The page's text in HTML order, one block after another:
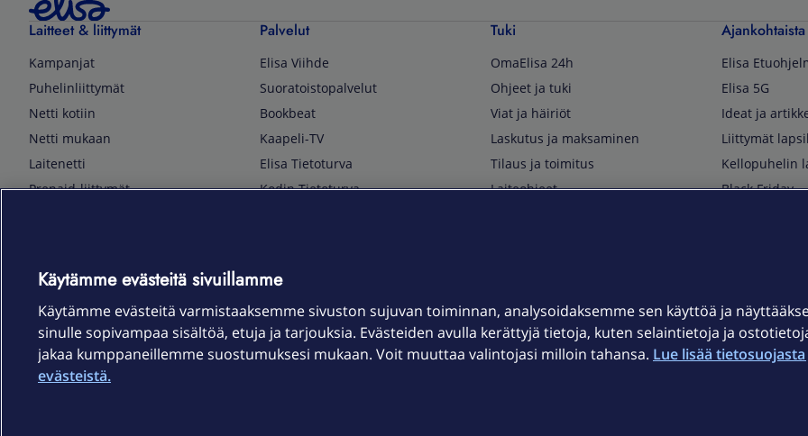
Laitteet & liittymät
Kampanjat
Puhelinliittymät
Netti kotiin
Netti mukaan
Laitenetti
Prepaid-liittymät
TV & audio
Kodinkoneet
Kamerat ja dronet
Kellot ja rannekkeet
Palvelut
Elisa Viihde
Suoratoistopalvelut
Bookbeat
Kaapeli-TV
Elisa Tietoturva
Kodin Tietoturva
Elisa Kotiverkko
Elisa Pilvilinna
Elisa Laiteturva
Elisa Rinnakkaisliittymät
Tuki
OmaElisa 24h
Ohjeet ja tuki
Viat ja häiriöt
Laskutus ja maksaminen
Tilaus ja toimitus
Laiteohjeet
Kuuluvuuskartta
Asiakastiedotteet
OmaElisa-sovellus
Ajankohtaista
Elisa
Elisa 5G
Ideat ja
Liittymät
Kellopuhelin
Black Friday
Käytämme evästeitä sivuillamme
Käytämme evästeitä varmistaaksemme sivuston sujuvan toiminnan, analysoidaksemme sen käyttöä ja
sinulle sopivampaa sisältöä, etuja ja tarjouksia. Evästeiden avulla kerättyjä tietoja, kuten selaintietoja ja
jakaa kumppaneillemme suostumuksesi mukaan. Voit muuttaa valintojasi milloin tahansa. Lue lisää tietosuojasta
evästeistä.